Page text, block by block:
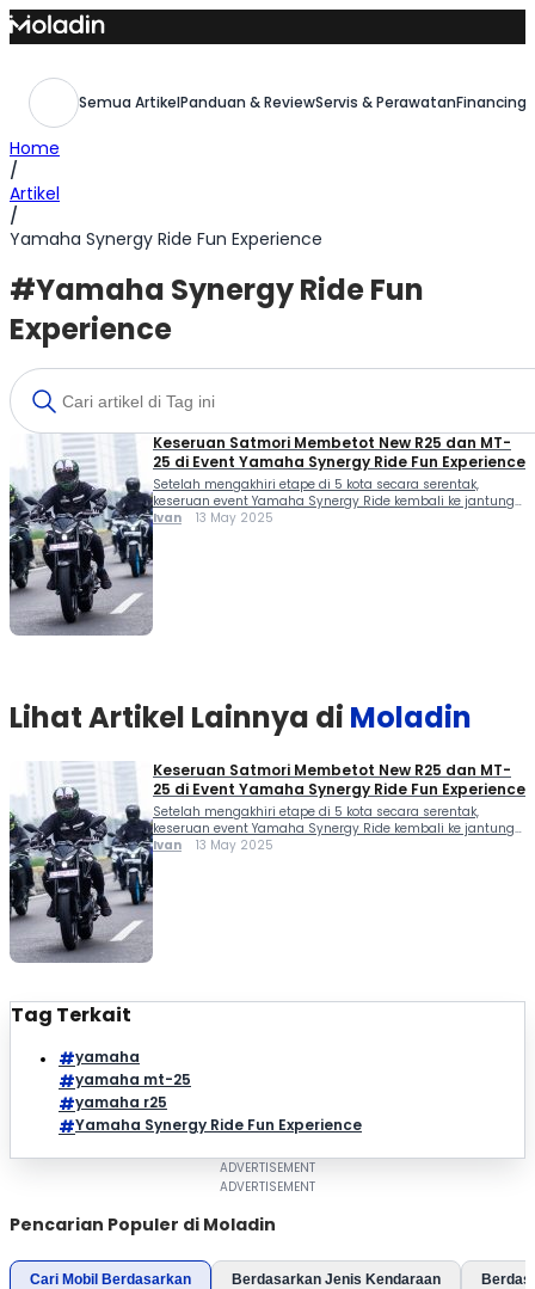
Skip
to
Semua ArtikelPanduan & ReviewServis & Perawatan
Home
/
Artikel
/
Yamaha Synergy Ride Fun Experience
#Yamaha Synergy Ride Fun
Experience
Keseruan Satmori Membetot New R25 dan MT-
25 di Event Yamaha Synergy Ride Fun Experience
Setelah mengakhiri etape di 5 kota secara serentak,
keseruan event Yamaha Synergy Ride kembali ke jantung
ibukota Jakarta (10/5). Ini dia keseruan satmori membetot
Ivan 13 May 2025
Lihat Artikel Lainnya di Moladin
Keseruan Satmori Membetot New R25 dan MT-
25 di Event Yamaha Synergy Ride Fun Experience
Setelah mengakhiri etape di 5 kota secara serentak,
keseruan event Yamaha Synergy Ride kembali ke jantung
ibukota Jakarta (10/5). Ini dia keseruan satmori membetot
Ivan 13 May 2025
Tag Terkait
yamaha
yamaha mt-25
yamaha r25
Yamaha Synergy Ride Fun Experience
Pencarian Populer di Moladin
Cari Mobil Berdasarkan Berdasarkan Jenis Kendaraan